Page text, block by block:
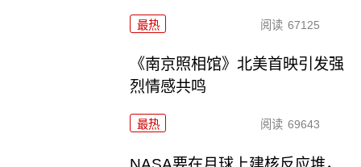
最热 阅读 67125
《南京照相馆》北美首映引发强
烈情感共鸣
最热 阅读 69643